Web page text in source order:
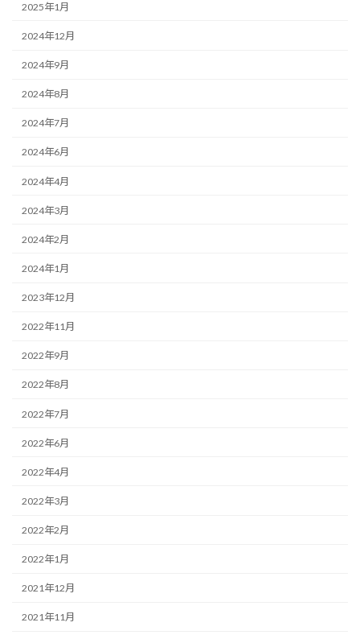
2025年1月
2024年12月
2024年9月
2024年8月
2024年7月
2024年6月
2024年4月
2024年3月
2024年2月
2024年1月
2023年12月
2022年11月
2022年9月
2022年8月
2022年7月
2022年6月
2022年4月
2022年3月
2022年2月
2022年1月
2021年12月
2021年11月